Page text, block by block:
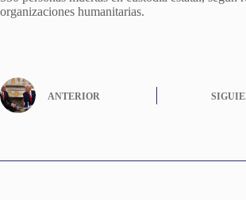
organizaciones humanitarias.
ANTERIOR